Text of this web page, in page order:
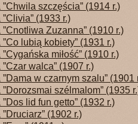
szczęścia” (1914 r.)
(1933 r.)
Zuzanna” (1910 r.)
lubią kobiety” (1931 r.)
miłość” (1910 r.)
walca” (1907 r.)
w czarnym szalu” (1901
szélmalom” (1935
lid fun getto” (1932 r.)
(1902 r.)